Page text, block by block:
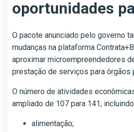
oportunidades
O pacote anunciado pelo governo
mudanças na plataforma
aproximar microempreendedores
prestação de serviços para órgãos
O número de atividades
ampliado de 107 para 141,
alimentação;